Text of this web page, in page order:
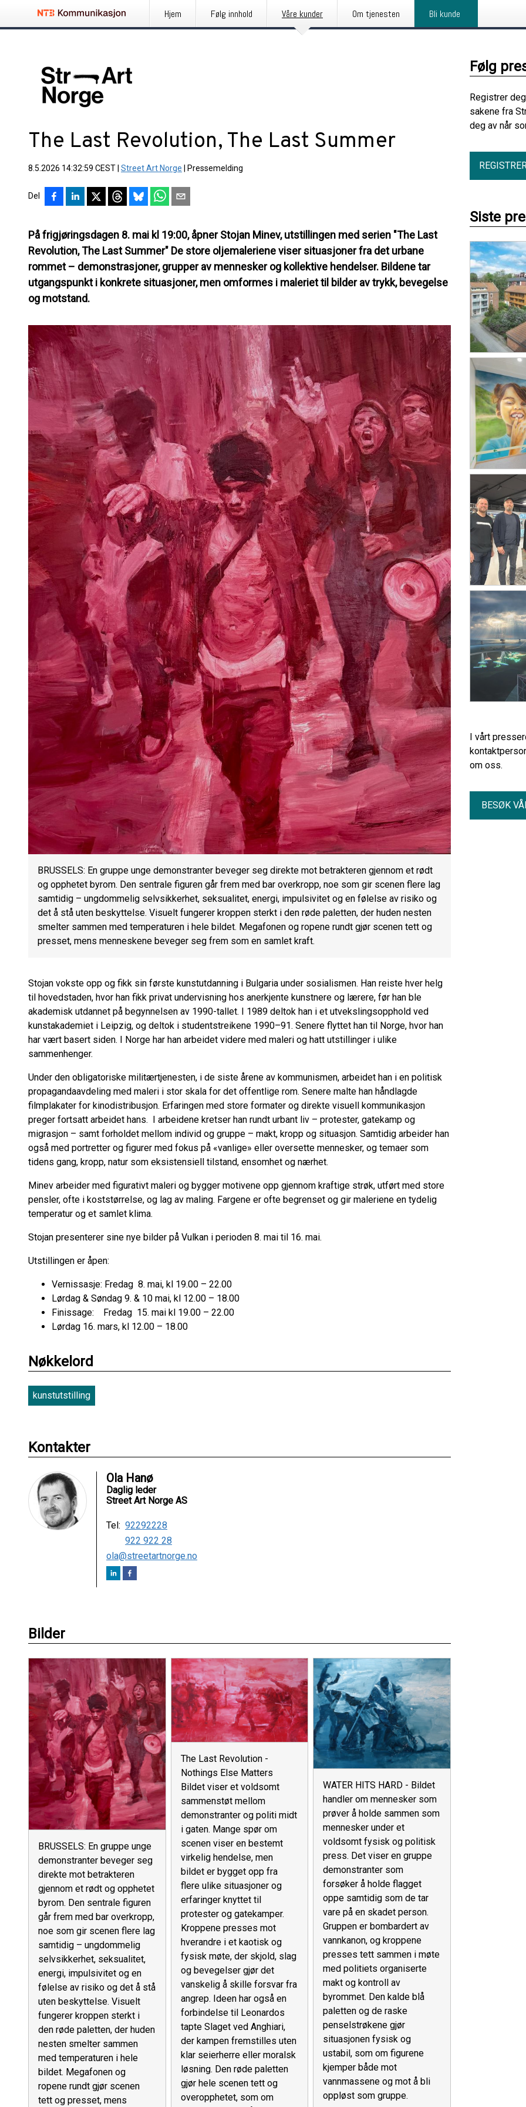
Hjem Følg innhold Våre kunder Om tjenesten Bli kunde
The Last Revolution, The Last Summer
8.5.2026 14:32:59 CEST Street Art Norge Pressemelding
Del
På frigjøringsdagen 8. mai kl 19:00, åpner Stojan Minev, utstillingen med serien "The Last
Revolution, The Last Summer" De store oljemaleriene viser situasjoner fra det urbane
rommet – demonstrasjoner, grupper av mennesker og kollektive hendelser. Bildene tar
utgangspunkt i konkrete situasjoner, men omformes i maleriet til bilder av trykk, bevegelse
og motstand.
BRUSSELS: En gruppe unge demonstranter beveger seg direkte mot betrakteren gjennom et rødt
og opphetet byrom. Den sentrale figuren går frem med bar overkropp, noe som gir scenen flere lag
samtidig – ungdommelig selvsikkerhet, seksualitet, energi, impulsivitet og en følelse av risiko og
det å stå uten beskyttelse. Visuelt fungerer kroppen sterkt i den røde paletten, der huden nesten
smelter sammen med temperaturen i hele bildet. Megafonen og ropene rundt gjør scenen tett og
presset, mens menneskene beveger seg frem som en samlet kraft.
Stojan vokste opp og fikk sin første kunstutdanning i Bulgaria under sosialismen. Han reiste hver helg
til hovedstaden, hvor han fikk privat undervisning hos anerkjente kunstnere og lærere, før han ble
akademisk utdannet på begynnelsen av 1990-tallet. I 1989 deltok han i et utvekslingsopphold ved
kunstakademiet i Leipzig, og deltok i studentstreikene 1990–91. Senere flyttet han til Norge, hvor han
har vært basert siden. I Norge har han arbeidet videre med maleri og hatt utstillinger i ulike
sammenhenger.
Under den obligatoriske militærtjenesten, i de siste årene av kommunismen, arbeidet han i en politisk
propagandaavdeling med maleri i stor skala for det offentlige rom. Senere malte han håndlagde
filmplakater for kinodistribusjon. Erfaringen med store formater og direkte visuell kommunikasjon
preger fortsatt arbeidet hans. I arbeidene kretser han rundt urbant liv – protester, gatekamp og
migrasjon – samt forholdet mellom individ og gruppe – makt, kropp og situasjon. Samtidig arbeider han
også med portretter og figurer med fokus på «vanlige» eller oversette mennesker, og temaer som
tidens gang, kropp, natur som eksistensiell tilstand, ensomhet og nærhet.
Minev arbeider med figurativt maleri og bygger motivene opp gjennom kraftige strøk, utført med store
pensler, ofte i koststørrelse, og lag av maling. Fargene er ofte begrenset og gir maleriene en tydelig
temperatur og et samlet klima.
Stojan presenterer sine nye bilder på Vulkan i perioden 8. mai til 16. mai.
Utstillingen er åpen:
Vernissasje: Fredag 8. mai, kl 19.00 – 22.00
Lørdag & Søndag 9. & 10 mai, kl 12.00 – 18.00
Finissage: Fredag 15. mai kl 19.00 – 22.00
Lørdag 16. mars, kl 12.00 – 18.00
Nøkkelord
kunstutstilling
Kontakter
Ola Hanø
Daglig leder
Street Art Norge AS
Tel: 92292228
922 922 28
ola@streetartnorge.no
Bilder
BRUSSELS: En gruppe unge
demonstranter beveger seg
direkte mot betrakteren
gjennom et rødt og opphetet
byrom. Den sentrale figuren
går frem med bar overkropp,
noe som gir scenen flere lag
samtidig – ungdommelig
selvsikkerhet, seksualitet,
energi, impulsivitet og en
følelse av risiko og det å stå
uten beskyttelse. Visuelt
fungerer kroppen sterkt i
den røde paletten, der huden
nesten smelter sammen
med temperaturen i hele
bildet. Megafonen og
ropene rundt gjør scenen
tett og presset, mens
The Last Revolution -
Nothings Else Matters
Bildet viser et voldsomt
sammenstøt mellom
demonstranter og politi midt
i gaten. Mange spør om
scenen viser en bestemt
virkelig hendelse, men
bildet er bygget opp fra
flere ulike situasjoner og
erfaringer knyttet til
protester og gatekamper.
Kroppene presses mot
hverandre i et kaotisk og
fysisk møte, der skjold, slag
og bevegelser gjør det
vanskelig å skille forsvar fra
angrep. Ideen har også en
forbindelse til Leonardos
tapte Slaget ved Anghiari,
der kampen fremstilles uten
klar seierherre eller moralsk
løsning. Den røde paletten
gjør hele scenen tett og
overopphetet, som om
WATER HITS HARD - Bildet
handler om mennesker som
prøver å holde sammen som
mennesker under et
voldsomt fysisk og politisk
press. Det viser en gruppe
demonstranter som
forsøker å holde flagget
oppe samtidig som de tar
vare på en skadet person.
Gruppen er bombardert av
vannkanon, og kroppene
presses tett sammen i møte
med politiets organiserte
makt og kontroll av
byrommet. Den kalde blå
paletten og de raske
penselstrøkene gjør
situasjonen fysisk og
ustabil, som om figurene
kjemper både mot
vannmassene og mot å bli
oppløst som gruppe.
Følg
Registrer
sakene fra
deg av når
Siste
I vårt
om oss.
BESØK